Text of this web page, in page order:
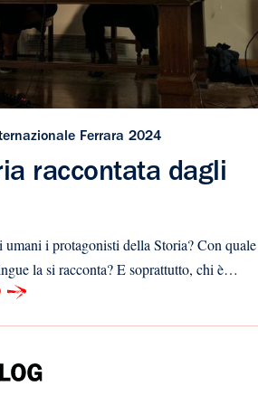
Ferrara 2024
raccontata dagli
umani i protagonisti della Storia? Con quale
la si racconta? E soprattutto, chi è…